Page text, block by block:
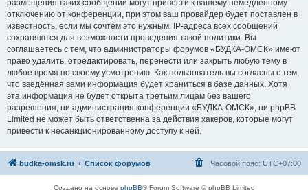
размещения таких сообщений могут привести к вашему немедленному
отключению от конференции, при этом ваш провайдер будет поставлен в
известность, если мы сочтём это нужным. IP-адреса всех сообщений
сохраняются для возможности проведения такой политики. Вы
соглашаетесь с тем, что администраторы форумов «БУДКА-ОМСК» имеют
право удалить, отредактировать, перенести или закрыть любую тему в
любое время по своему усмотрению. Как пользователь вы согласны с тем,
что введённая вами информация будет храниться в базе данных. Хотя
эта информация не будет открыта третьим лицам без вашего
разрешения, ни администрация конференции «БУДКА-ОМСК», ни phpBB
Limited не может быть ответственна за действия хакеров, которые могут
привести к несанкционированному доступу к ней.
budka-omsk.ru Список форумов Часовой пояс: UTC+07:00
Создано на основе phpBB® Forum Software © phpBB Limited